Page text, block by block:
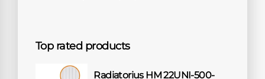
Top rated products
Radiatorius HM 22UNI-500-